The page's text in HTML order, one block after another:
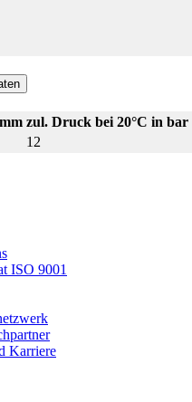
zul. Druck bei 20°C in bar
12
ISO 9001
Karriere